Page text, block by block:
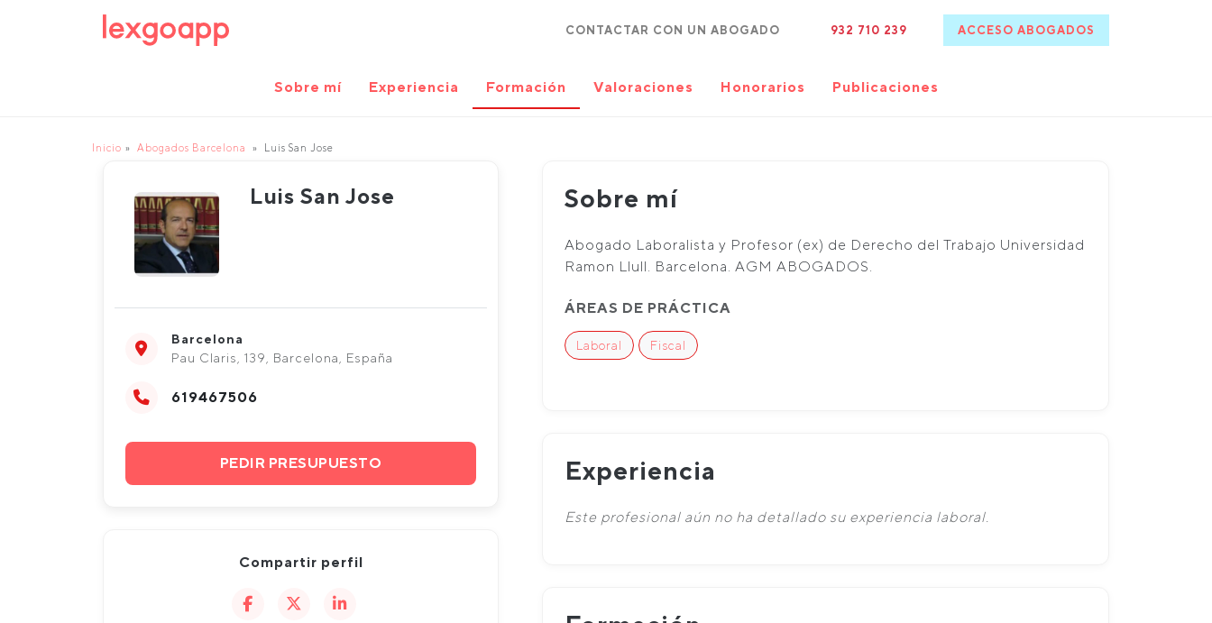
CONTACTAR CON UN ABOGADO 932 710 239 ACCESO ABOGADOS
Sobre mí Experiencia Formación Valoraciones Honorarios Publicaciones
Inicio Abogados Barcelona Luis San Jose
Luis San Jose
Barcelona
Pau Claris, 139, Barcelona, España
619467506
PEDIR PRESUPUESTO
Compartir perfil
Sobre mí
Abogado Laboralista y Profesor (ex) de Derecho del Trabajo Universidad
Ramon Llull. Barcelona. AGM ABOGADOS.
ÁREAS DE PRÁCTICA
Laboral Fiscal
Experiencia
Este profesional aún no ha detallado su experiencia laboral.